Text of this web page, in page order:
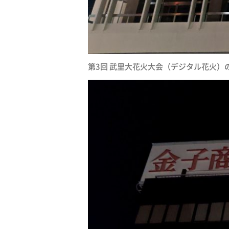
第3回 武里大花火大会（デジタル花火）